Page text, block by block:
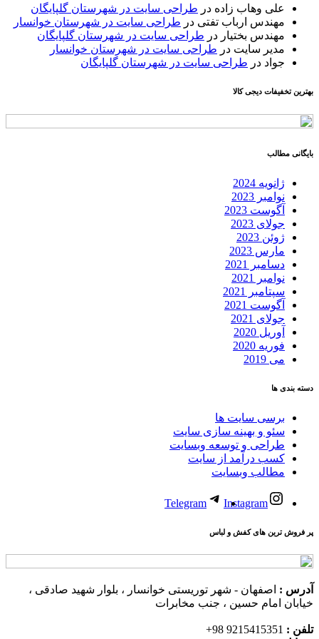
علی وهاب زاده در طراحی سایت در شهرستان گلپایگان
مهندس ارباب تفتی در طراحی سایت در شهرستان خوانسار
مهندس بختیار در طراحی سایت در شهرستان گلپایگان
مدیر سایت در طراحی سایت در شهرستان خوانسار
جواد در طراحی سایت در شهرستان گلپایگان
بهترین تخفیفات دیجی کالا
بایگانی مطالب
ژانویه 2024
نوامبر 2023
آگوست 2023
جولای 2023
ژوئن 2023
مارس 2023
دسامبر 2021
نوامبر 2021
سپتامبر 2021
آگوست 2021
جولای 2021
آوریل 2020
فوریه 2020
می 2019
دسته بندی ها
برسی سایت ها
سئو و بهینه سازی سایت
طراحی و توسعه وبسایت
کسب درآمد از سایت
مطالب وبسایت
Instagram
Telegram
پر فروش ترین های کفش و لباس
آدرس : اصفهان - شهر توریستی خوانسار ، بلوار شهید صادقی ،
خیابان امام حسین ، جنب مخابرات
تلفن :